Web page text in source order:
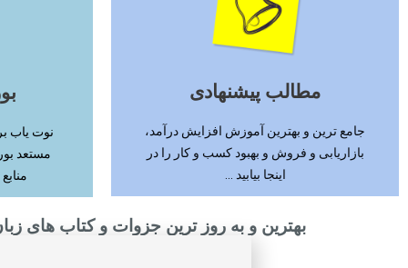
مطالب پیشنهادی
جامع ترین و بهترین آموزش افزایش درآمد،
بازاریابی و فروش و بهبود کسب و کار را در
اینجا بیابید ...
نوت یاب
مستعد
بهترین و به روز ترین جزوات و کتاب های